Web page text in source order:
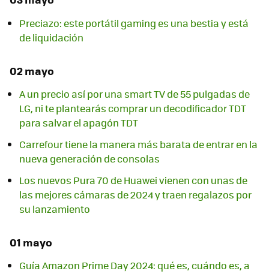
Preciazo: este portátil gaming es una bestia y está
de liquidación
02 mayo
A un precio así por una smart TV de 55 pulgadas de
LG, ni te plantearás comprar un decodificador TDT
para salvar el apagón TDT
Carrefour tiene la manera más barata de entrar en la
nueva generación de consolas
Los nuevos Pura 70 de Huawei vienen con unas de
las mejores cámaras de 2024 y traen regalazos por
su lanzamiento
01 mayo
Guía Amazon Prime Day 2024: qué es, cuándo es, a